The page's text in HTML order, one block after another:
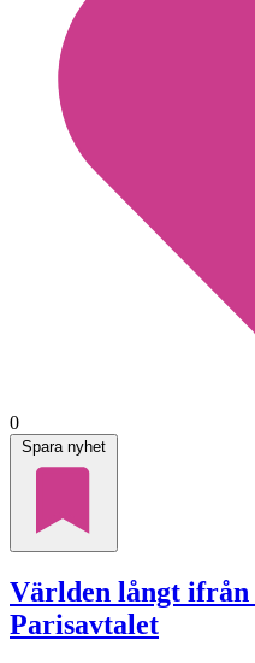
0
Spara nyhet
Världen långt ifrån
Parisavtalet